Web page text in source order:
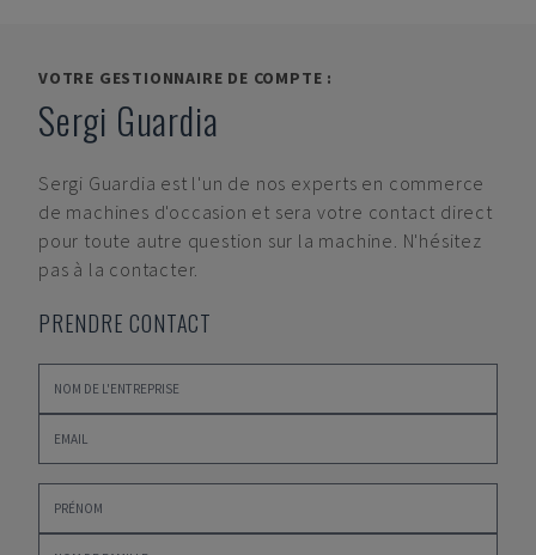
VOTRE GESTIONNAIRE DE COMPTE :
Sergi Guardia
Sergi Guardia est l'un de nos experts en commerce
de machines d'occasion et sera votre contact direct
pour toute autre question sur la machine. N'hésitez
pas à la contacter.
PRENDRE CONTACT